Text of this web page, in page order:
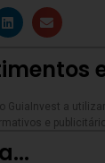
GuiaInvest a
e